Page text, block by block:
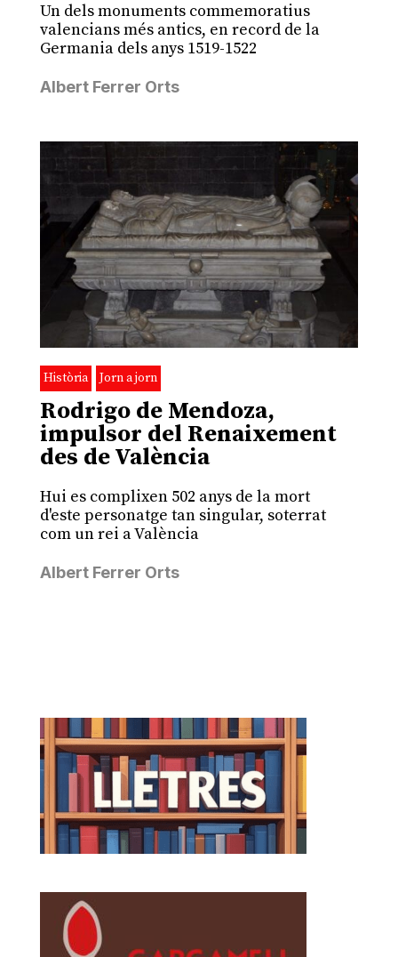
Un dels monuments commemoratius
valencians més antics, en record de la
Germania dels anys 1519-1522
Albert Ferrer Orts
Història Jorn a jorn
Rodrigo de Mendoza,
impulsor del Renaixement
des de València
Hui es complixen 502 anys de la mort
d'este personatge tan singular, soterrat
com un rei a València
Albert Ferrer Orts